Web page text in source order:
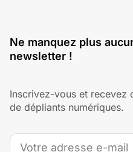
Ne manquez plus
newsletter !
Inscrivez-vous et recevez
de dépliants numériques.